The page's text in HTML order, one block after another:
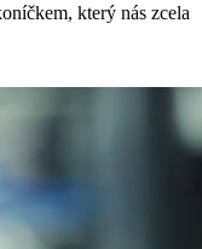
který nás zcela